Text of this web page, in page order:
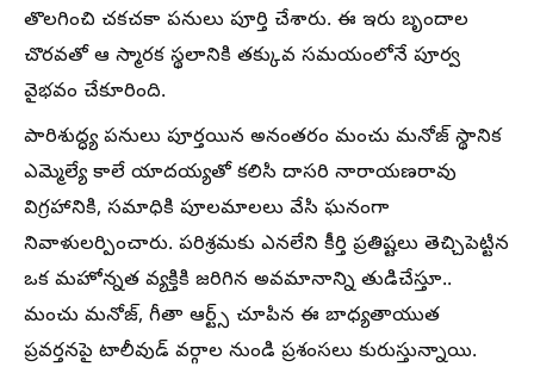
తొలగించి చకచకా పనులు పూర్తి చేశారు. ఈ ఇరు బృందాల
చొరవతో ఆ స్మారక స్థలానికి తక్కువ సమయంలోనే పూర్వ
వైభవం చేకూరింది.
పారిశుద్ధ్య పనులు పూర్తయిన అనంతరం మంచు మనోజ్ స్థానిక
ఎమ్మెల్యే కాలే యాదయ్యతో కలిసి దాసరి నారాయణరావు
విగ్రహానికి, సమాధికి పూలమాలలు వేసి ఘనంగా
నివాళులర్పించారు. పరిశ్రమకు ఎనలేని కీర్తి ప్రతిష్టలు తెచ్చిపెట్టిన
ఒక మహోన్నత వ్యక్తికి జరిగిన అవమానాన్ని తుడిచేస్తూ..
మంచు మనోజ్, గీతా ఆర్ట్స్ చూపిన ఈ బాధ్యతాయుత
ప్రవర్తనపై టాలీవుడ్ వర్గాల నుండి ప్రశంసలు కురుస్తున్నాయి.